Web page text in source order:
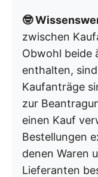
🤓
zwischen
Obwohl beide
enthalten,
Kaufanträge
zur
einen Kauf
Bestellungen
denen Waren
Lieferanten